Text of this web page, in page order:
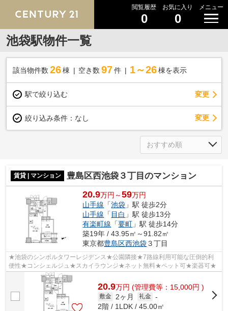
閲覧履歴
0
お気に入り
0
メニュー
池袋駅物件一覧
該当物件数 26棟 空き数 97 件 1～26 棟を表示
駅で絞り込む 変更
絞り込み条件： なし 変更
賃貸 | マンション 豊島区西池袋３丁目のマンション
20.9万円～59万円
山手線 「池袋 」駅 徒歩2分
山手線 「 目白 」駅 徒歩13分
有楽町線 「要町 」駅 徒歩14分
築19年 / 43.95㎡～91.82㎡
東京都豊島区西池袋３丁目
★池袋のシンボルタワーレジデンス★公園隣接★7路線利用可能な圧倒的利
便性★コンシェルジュ★スカイラウンジ★ネット無料★ペット可★楽器可★
20.9万円 (管理費等：15,000円 )
敷金 2ヶ月 礼金 -
2階 / 1LDK / 45.00㎡